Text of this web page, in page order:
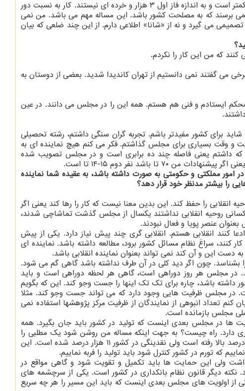
و بنشینند و به هر نحو افرادی را معرفی کنند. دایره هم کمی کمتر است و به اندازه فاز اول ۳ هزار و خرده ای نیستند. کار به نسبت دور
برسند که به مصلحت کشور باشد. این مساله مهم می باشد. من نمی
می گیرد و نه از «شانا» اطلاعی دارم. از این چند ضلعی که بیان
که من این کار را نکردم.
می گفتند نمی دانستیم از تهران کاندیدا شدید. بعضی از دوستان به
ایستادم و فنی هم هستم. همه این را در مجلس می دانند. در عین
برای کشور مفیدتر باشم. تجربه گران سنگی داشتم، رشته تحصیلی
وقت بسیاری برای مجلس گذاشتم. فکر می کنم هیچ نماینده ای به
داشتم یعنی فاصله چند ده برابری است و در مجلس تصویب شده
تا باشد نفر دوم ۱۵-۱۴ تا است.
مملکتی و حکومتی به صورت داشته باشد، به عقیده شما نماینده
را بیشتر مدنظر خود قرار دهد؟
را حفظ کند. این بدین معنا نیست که کار را رها کند یعنی اگر
روحیه انقلابی نداشتند یکسال از مجلس گذشت تماشاچی شدند،
عنصر پویا و فعال نبودند.
کنند انقلابی هستم. انقلابی گری چند پیش نیاز دارد. یکی از پیش
کنند، سراغ نظام مسائل کشور برود، مطالعه داشته باشد. نماینده ای
این و آن کند نمی تواند بعنوان نماینده انقلابی باشد.
بشناسد. چون اگر دید کلی در آن طرف نداشته باشد گاهی گم می شود.
مجلس هر روز دوراهی است، گاهی هر لحظه دوراهی است و باید
باشد، چاره برای تک تک اینها را جست وجو کند. این که بگویم
مجلس ظرفیت هایی وجود دارد که می تواند جست وجو کند. مثلا
کنم تعداد انبوهی از نمایندگان از ظرفیت مرکز پژوهشها استفاده نمی
مجلس بازمانده است.
ها در مجلس بعدی اینست که تولید در کشور باید جان بگیرد. همه
دارد. راه چیست؟ به جهت اینکه مساله من روشن شود یک مطلبی را
بیان کنم که در ۵۰ سال قبل میزان تولید در کشور حدود ۵۰ درصد بالا رفته است ولی نقدینگی در کشور ۱۱ هزار درصد شده است. این
که تورم در کشور کنترل شود باید تولید را فربه نماییم.
ولی این حمایت ها باید تکمیل و تقویت شود و گاهی مواقع در
دیگر قانون نظام بانکداری در کشور است. یکی از سرچشمه های
از اولویت های مجلس بعدی اینست که باید این مسیر را هر چه سریع